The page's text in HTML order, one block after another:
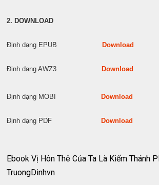
2. DOWNLOAD
Định dạng EPUB Download
Định dạng AWZ3 Download
Định dạng MOBI Download
Định dạng PDF Download
Ebook Vị Hôn Thê Của Ta Là Kiếm Thánh
TruongDinhvn